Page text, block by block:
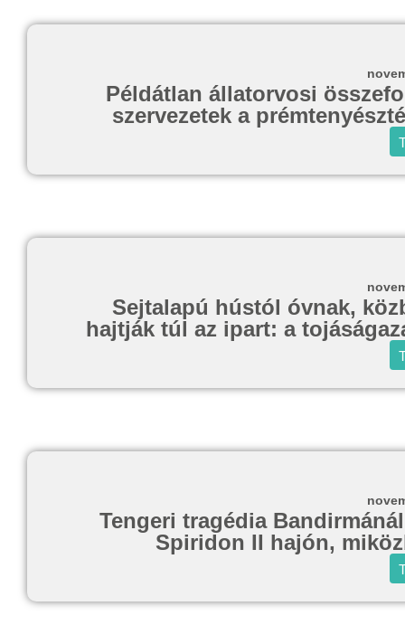
Példátlan állatorvosi
szervezetek a
Sejtalapú hústól óvnak,
hajtják túl az ipart: a
Tengeri tragédia
Spiridon II hajón,